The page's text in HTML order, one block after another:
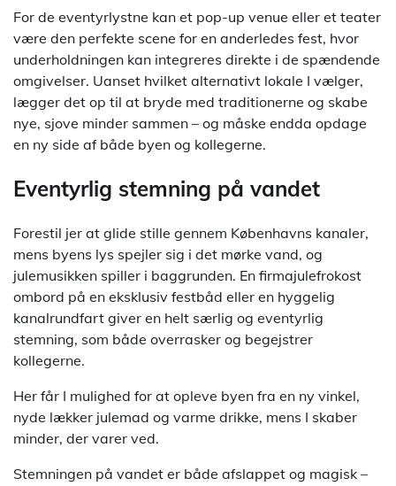
For de eventyrlystne kan et pop-up venue eller et teater
være den perfekte scene for en anderledes fest, hvor
underholdningen kan integreres direkte i de spændende
omgivelser. Uanset hvilket alternativt lokale I vælger,
lægger det op til at bryde med traditionerne og skabe
nye, sjove minder sammen – og måske endda opdage
en ny side af både byen og kollegerne.
Eventyrlig stemning på vandet
Forestil jer at glide stille gennem Københavns kanaler,
mens byens lys spejler sig i det mørke vand, og
julemusikken spiller i baggrunden. En firmajulefrokost
ombord på en eksklusiv festbåd eller en hyggelig
kanalrundfart giver en helt særlig og eventyrlig
stemning, som både overrasker og begejstrer
kollegerne.
Her får I mulighed for at opleve byen fra en ny vinkel,
nyde lækker julemad og varme drikke, mens I skaber
minder, der varer ved.
Stemningen på vandet er både afslappet og magisk –